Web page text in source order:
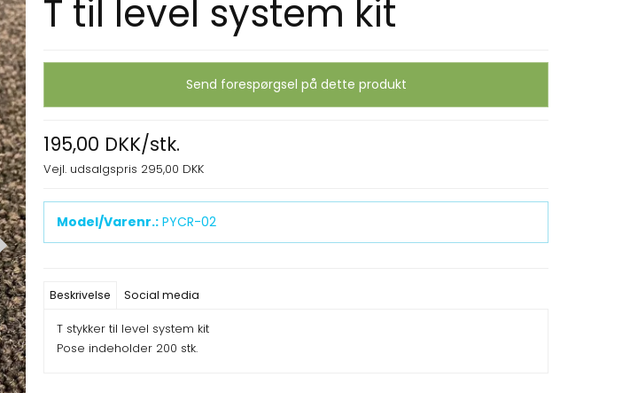
T til level system kit
Send forespørgsel på dette produkt
195,00 DKK/stk.
Vejl. udsalgspris 295,00 DKK
Model/Varenr.: PYCR-02
Beskrivelse Social media
T stykker til level system kit
Pose indeholder 200 stk.